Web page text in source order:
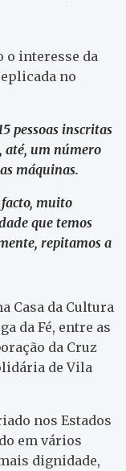
o interesse da
no
pessoas inscritas
até, um número
máquinas.
facto, muito
que temos
repitamos a
Casa da Cultura
da Fé, entre as
da Cruz
de Vila
nos Estados
em vários
dignidade,